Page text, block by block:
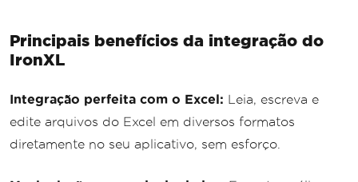
Principais benefícios da integração do
IronXL
Integração perfeita com o Excel: Leia, escreva e
edite arquivos do Excel em diversos formatos
diretamente no seu aplicativo, sem esforço.